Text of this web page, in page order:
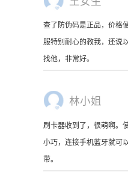
找他，非常好。
林小姐
小巧，连接手机蓝牙就可
带。